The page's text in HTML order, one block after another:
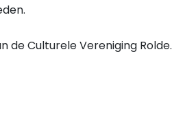
de Culturele Vereniging Rolde.